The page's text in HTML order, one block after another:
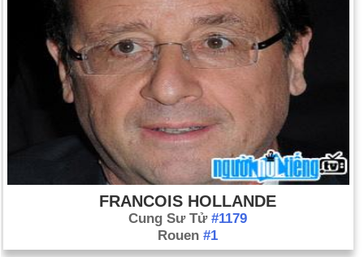
FRANCOIS HOLLANDE
Cung Sư Tử #1179
Rouen #1